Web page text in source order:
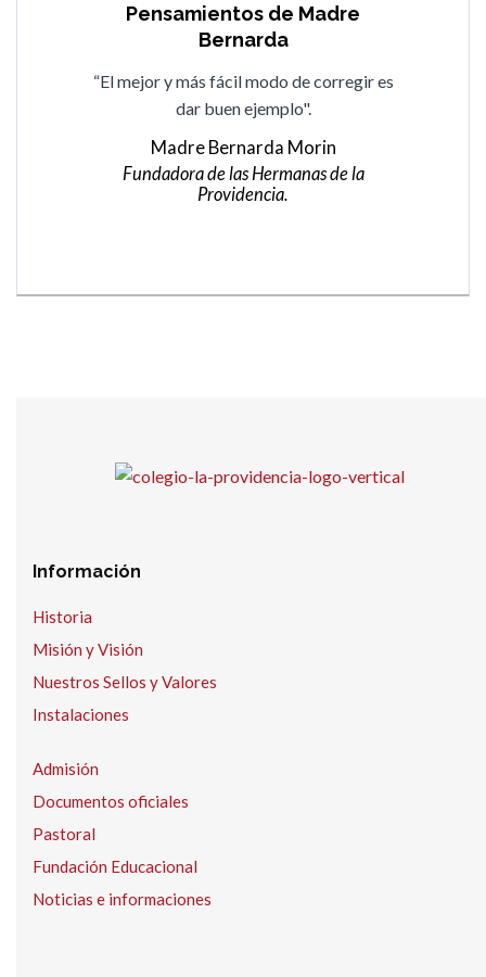
Pensamientos de Madre
Bernarda
“El mejor y más fácil modo de corregir es
dar buen ejemplo".
Madre Bernarda Morin
Fundadora de las Hermanas de la
Providencia.
Pensamientos de Madre
Bernarda
“Todo lo que no se sabe se aprende si hay
buena voluntad en el cumplimiento de los
paso lento”.
Madre Bernarda Morin
Información
Historia
Misión y Visión
Nuestros Sellos y Valores
Instalaciones
Admisión
Documentos oficiales
Pastoral
Fundación Educacional
Noticias e informaciones